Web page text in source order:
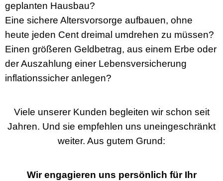
geplanten Hausbau?
Eine sichere Altersvorsorge aufbauen, ohne
heute jeden Cent dreimal umdrehen zu müssen?
Einen größeren Geldbetrag, aus einem Erbe oder
der Auszahlung einer Lebensversicherung
inflationssicher anlegen?
Viele unserer Kunden begleiten wir schon seit
Jahren. Und sie empfehlen uns uneingeschränkt
weiter. Aus gutem Grund:
Wir engagieren uns persönlich für Ihr